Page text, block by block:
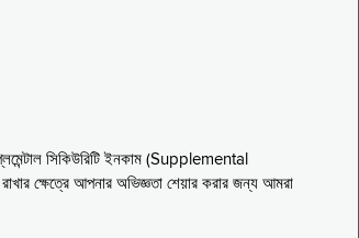
সিকিউরিটি ইনকাম (Supplemental
ক্ষেত্রে আপনার অভিজ্ঞতা শেয়ার করার জন্য আমরা